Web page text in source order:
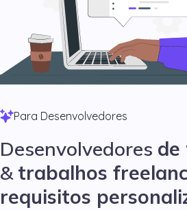
Para Desenvolvedores
Desenvolvedores de
& trabalhos
requisitos